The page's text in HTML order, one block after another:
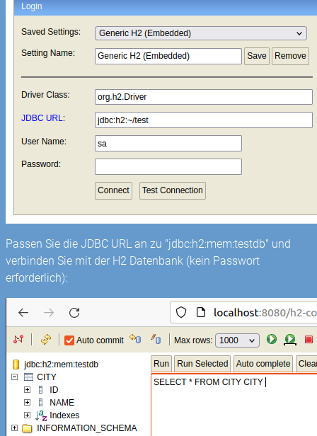
Passen Sie die JDBC URL an zu "jdbc:h2:mem:testdb" und
verbinden Sie mit der H2 Datenbank (kein Passwort
erforderlich):